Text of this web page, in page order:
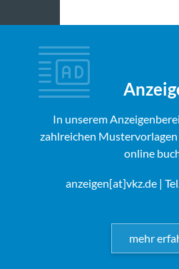
In unserem
zahlreichen
online
anzeigen[at]vkz.de|
mehr